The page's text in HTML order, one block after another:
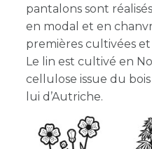
pantalons sont
en modal et en
premières cultivées
Le lin est cultivé en
cellulose issue du
lui d’Autriche.